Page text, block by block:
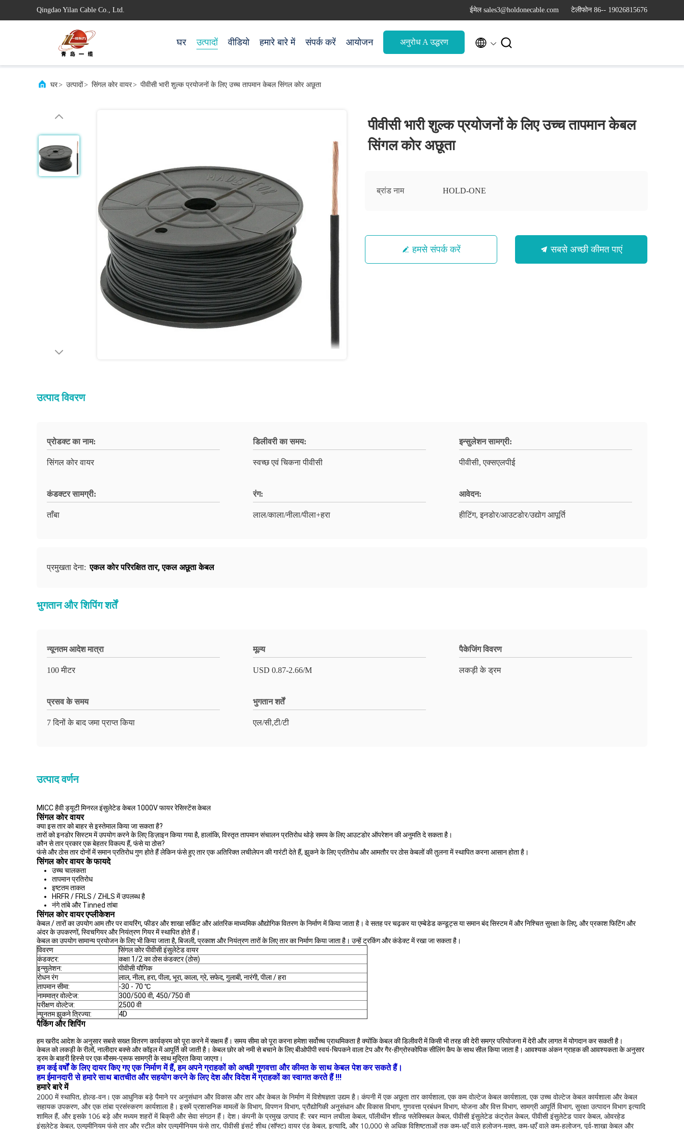
Qingdao Yilan Cable Co., Ltd. ईमेल sales3@holdonecable.com टेलीफोन 86-- 19026815676
घर उत्पादों वीडियो हमारे बारे में संपर्क करें आयोजन अनुरोध A उद्धरण  
घर> उत्पादों> सिंगल कोर वायर> पीवीसी भारी शुल्क प्रयोजनों के लिए उच्च तापमान केबल सिंगल कोर अछूता
पीवीसी भारी शुल्क प्रयोजनों के लिए उच्च तापमान केबल
सिंगल कोर अछूता
ब्रांड नाम HOLD-ONE
हमसे संपर्क करें सबसे अच्छी कीमत पाएं
उत्पाद विवरण
प्रोडक्ट का नाम:
सिंगल कोर वायर
डिलीवरी का समय:
स्वच्छ एवं चिकना पीवीसी
इन्सुलेशन सामग्री:
पीवीसी, एक्सएलपीई
कंडक्टर सामग्री:
ताँबा
रंग:
लाल/काला/नीला/पीला+हरा
आवेदन:
हीटिंग, इनडोर/आउटडोर/उद्योग आपूर्ति
प्रमुखता देना: एकल कोर परिरक्षित तार,एकल अछूता केबल
भुगतान और शिपिंग शर्तें
न्यूनतम आदेश मात्रा
100 मीटर
मूल्य
USD 0.87-2.66/M
पैकेजिंग विवरण
लकड़ी के ड्रम
प्रसव के समय
7 दिनों के बाद जमा प्राप्त किया
भुगतान शर्तें
एल/सी,टी/टी
उत्पाद वर्णन
MICC हैवी ड्यूटी मिनरल इंसुलेटेड केबल 1000V फायर रेसिस्टेंस केबल
सिंगल कोर वायर
क्या इस तार को बाहर से इस्तेमाल किया जा सकता है?
तारों को इनडोर सिस्टम में उपयोग करने के लिए डिज़ाइन किया गया है, हालांकि, विस्तृत तापमान संचालन प्रतिरोध थोड़े समय के लिए आउटडोर ऑपरेशन की अनुमति दे सकता है।
कौन से तार प्रकार एक बेहतर विकल्प हैं, फंसे या ठोस?
फंसे और ठोस तार दोनों में समान प्रतिरोध गुण होते हैं लेकिन फंसे हुए तार एक अतिरिक्त लचीलेपन की गारंटी देते हैं, झुकने के लिए प्रतिरोध और आमतौर पर ठोस केबलों की तुलना में स्थापित करना आसान होता है।
सिंगल कोर वायर केफायदे
उच्च चालकता
तापमान प्रतिरोध
इष्टतम ताकत
HRFR / FRLS / ZHLS में उपलब्ध है
नंगे तांबे और Tinned तांबा
सिंगल कोर वायरएप्लीकेशन
केबल / तारों का उपयोग आम तौर पर वायरिंग, फीडर और शाखा सर्किट और आंतरिक माध्यमिक औद्योगिक वितरण के निर्माण में किया जाता है। वे सतह पर चढ़कर या एम्बेडेड कन्डूट्स या समान बंद सिस्टम में और निश्चित सुरक्षा के लिए, और प्रकाश फिटिंग और
अंदर के उपकरणों, स्विचगियर और नियंत्रण गियर में स्थापित होते हैं।
केबल का उपयोग सामान्य प्रयोजन के लिए भी किया जाता है, बिजली, प्रकाश और नियंत्रण तारों के लिए तार का निर्माण किया जाता है। उन्हें ट्रकिंग और कंडेक्ट में रखा जा सकता है।
विवरण
सिंगल कोर पीवीसी इंसुलेटेड वायर
कंडक्टर:
कक्षा 1/2 का ठोस कंडक्टर (ठोस)
इन्सुलेशन:
पीवीसी यौगिक
रोधन रंग
लाल, नीला, हरा, पीला, भूरा, काला, ग्रे, सफेद, गुलाबी, नारंगी, पीला / हरा
तापमान सीमा:
-30 - 70 ℃
नाममात्र वोल्टेज:
300/500 वी, 450/750 वी
परीक्षण वोल्टेज:
2500 वी
न्यूनतम झुकने त्रिज्या:
4D
पैकिंग और शिपिंग
हम खरीद आदेश के अनुसार सबसे सख्त वितरण कार्यक्रम को पूरा करने में सक्षम हैं। समय सीमा को पूरा करना हमेशा सर्वोच्च प्राथमिकता है क्योंकि केबल की डिलीवरी में किसी भी तरह की देरी समग्र परियोजना में देरी और लागत में योगदान कर सकती है।
केबल को लकड़ी के रीलों, नालीदार बक्से और कॉइल में आपूर्ति की जाती है। केबल छोर को नमी से बचाने के लिए बीओपीपी स्वयं-चिपकने वाला टेप और गैर-हीग्रोस्कोपिक सीलिंग कैप के साथ सील किया जाता है। आवश्यक अंकन ग्राहक की आवश्यकता के अनुसार
ड्रम के बाहरी हिस्से पर एक मौसम-प्रूफ सामग्री के साथ मुद्रित किया जाएगा।
हम कई वर्षों के लिए दायर किए गए एक निर्माण में हैं, हम अपने ग्राहकों को अच्छी गुणवत्ता और कीमत के साथ केबल पेश कर सकते हैं।
हम ईमानदारी से हमारे साथ बातचीत और सहयोग करने के लिए देश और विदेश में ग्राहकों का स्वागत करते हैं !!!
हमारे बारे में
2000 में स्थापित, होल्ड-वन। एक आधुनिक बड़े पैमाने पर अनुसंधान और विकास और तार और केबल के निर्माण में विशेषज्ञता उद्यम है। कंपनी में एक अछूता तार कार्यशाला, एक कम वोल्टेज केबल कार्यशाला, एक उच्च वोल्टेज केबल कार्यशाला और केबल
सहायक उपकरण, और एक तांबा प्रसंस्करण कार्यशाला है। इसमें प्रशासनिक मामलों के विभाग, विपणन विभाग, प्रौद्योगिकी अनुसंधान और विकास विभाग, गुणवत्ता प्रबंधन विभाग, योजना और वित्त विभाग, सामग्री आपूर्ति विभाग, सुरक्षा उत्पादन विभाग इत्यादि
शामिल हैं, और इसके 106 बड़े और मध्यम शहरों में बिक्री और सेवा संगठन हैं। देश। कंपनी के प्रमुख उत्पाद हैं: रबर म्यान लचीला केबल, पॉलीथीन शील्ड फ्लेक्सिबल केबल, पीवीसी इंसुलेटेड कंट्रोल केबल, पीवीसी इंसुलेटेड पावर केबल, ओवरहेड
इंसुलेटेड केबल, एल्यूमीनियम फंसे तार और स्टील कोर एल्यूमीनियम फंसे तार, पीवीसी इंसर्ट शीथ (सॉफ्ट) वायर एंड केबल, इत्यादि, और 10,000 से अधिक विशिष्टताओं तक कम-धुएँ वाले हलोजन-मुक्त, कम-धुएँ वाले कम-हलोजन, पूर्व-शाखा केबल और